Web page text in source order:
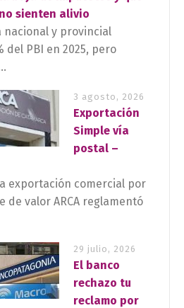
sienten alivio
nacional y provincial
del PBI en 2025, pero
3 agosto, 2026
Exportación
Simple vía
postal –
exportación comercial por
de valor ARCA reglamentó
29 julio, 2026
El banco
rechazo tu
reclamo por